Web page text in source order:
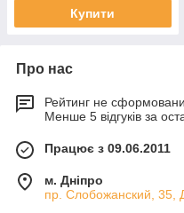
Купити
Про нас
Рейтинг не
Менше 5 відгуків за
Працює з 09.06.2011
м. Дніпро
пр. Слобожанский, 35,